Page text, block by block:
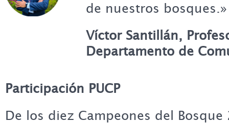
de nuestros bosques.»
Víctor Santillán,
Departamento de
Participación PUCP
De los diez Campeones del